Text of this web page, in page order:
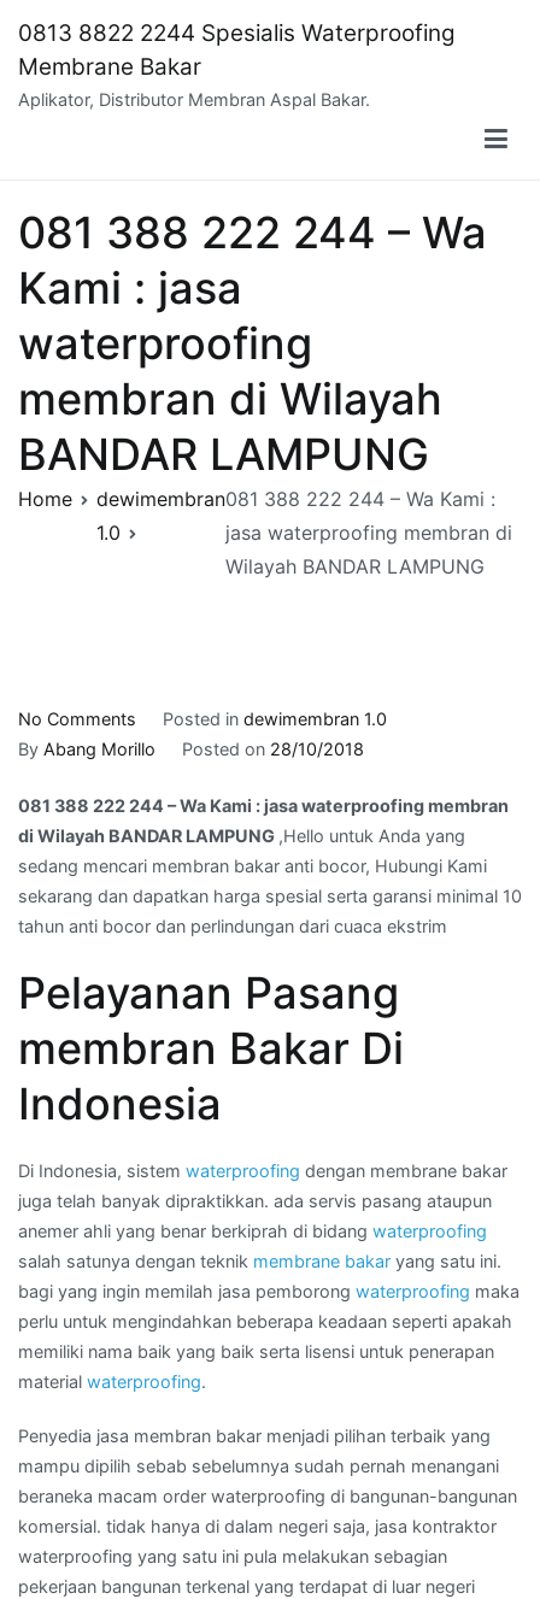
content
0813 8822 2244 Spesialis Waterproofing
Membrane Bakar
Aplikator, Distributor Membran Aspal Bakar.
081 388 222 244 – Wa
Kami : jasa
waterproofing
membran di Wilayah
BANDAR LAMPUNG
Home
dewimembran
1.0
081 388 222 244 – Wa Kami :
jasa waterproofing membran di
Wilayah BANDAR LAMPUNG
No Comments
081
222
244
–
Wa
Kami
jasa
membran
Wilayah
LAMPUNG
Posted in dewimembran 1.0
By Abang Morillo Posted on 28/10/2018
081 388 222 244 – Wa Kami : jasa waterproofing membran
di Wilayah BANDAR LAMPUNG ,Hello untuk Anda yang
sedang mencari membran bakar anti bocor, Hubungi Kami
sekarang dan dapatkan harga spesial serta garansi minimal 10
tahun anti bocor dan perlindungan dari cuaca ekstrim
Pelayanan Pasang
membran Bakar Di
Indonesia
Di Indonesia, sistem waterproofing dengan membrane bakar
juga telah banyak dipraktikkan. ada servis pasang ataupun
anemer ahli yang benar berkiprah di bidang waterproofing
salah satunya dengan teknik membrane bakar yang satu ini.
bagi yang ingin memilah jasa pemborong waterproofing maka
perlu untuk mengindahkan beberapa keadaan seperti apakah
memiliki nama baik yang baik serta lisensi untuk penerapan
material waterproofing.
Penyedia jasa membran bakar menjadi pilihan terbaik yang
mampu dipilih sebab sebelumnya sudah pernah menangani
beraneka macam order waterproofing di bangunan-bangunan
komersial. tidak hanya di dalam negeri saja, jasa kontraktor
waterproofing yang satu ini pula melakukan sebagian
pekerjaan bangunan terkenal yang terdapat di luar negeri